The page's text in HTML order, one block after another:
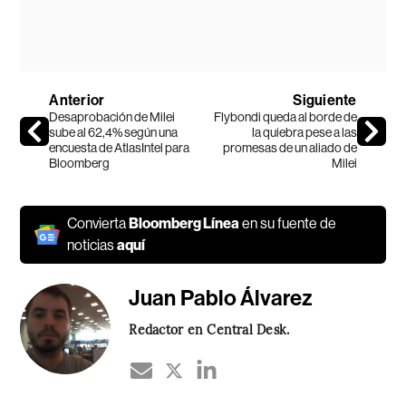
Anterior
Desaprobación de Milei
sube al 62,4% según una
encuesta de AtlasIntel para
Bloomberg
Siguiente
Flybondi queda al borde de
la quiebra pese a las
promesas de un aliado de
Milei
ConviertaBloomberg Líneaen su fuente de
noticiasaquí
Juan Pablo Álvarez
Redactor en Central Desk.